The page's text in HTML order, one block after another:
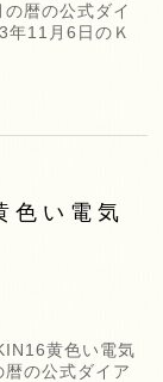
暦の公式ダイ
年11月6日のＫ
い電気
黄色い電気
の公式ダイア